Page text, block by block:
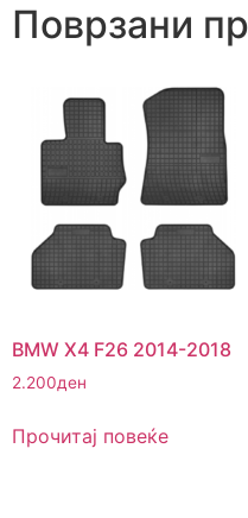
Поврзани
BMW X4 F26 2014-2018
2.200ден
Прочитај повеќе